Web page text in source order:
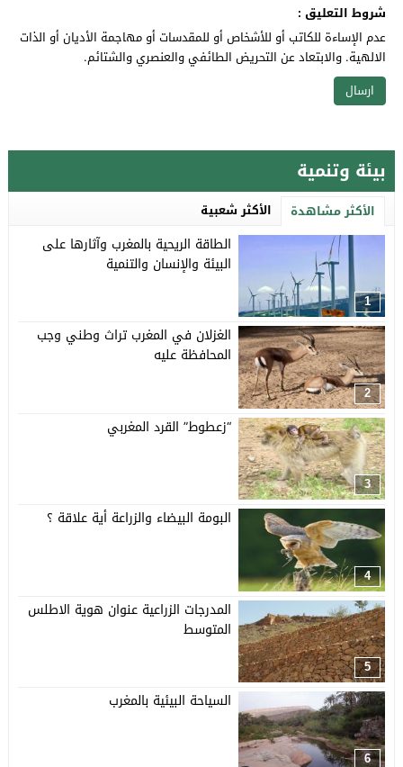
شروط التعليق :
عدم الإساءة للكاتب أو للأشخاص أو للمقدسات أو مهاجمة الأديان أو الذات
الالهية. والابتعاد عن التحريض الطائفي والعنصري والشتائم.
بيئة وتنمية
الأكثر مشاهدة الأكثر شعبية
1
الطاقة الريحية بالمغرب وآثارها على
البيئة والإنسان والتنمية
2
الغزلان في المغرب تراث وطني وجب
المحافظة عليه
3
“زعطوط” القرد المغربي
4
البومة البيضاء والزراعة أية علاقة ؟
5
المدرجات الزراعية عنوان هوية الاطلس
المتوسط
6
السياحة البيئية بالمغرب